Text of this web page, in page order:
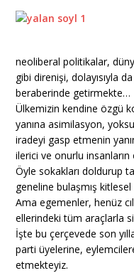
neoliberal politikalar,
gibi direnişi, dolayısıyla
beraberinde getirmekte…
Ülkemizin kendine özgü
yanına asimilasyon,
iradeyi gasp etmenin
ilerici ve onurlu
Öyle sokakları doldurup
geneline bulaşmış
Ama egemenler, henüz
ellerindeki tüm araçlarla
İşte bu çerçevede son
parti üyelerine,
etmekteyiz.